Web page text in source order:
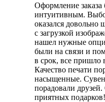
Оформление
интуитивным.
оказался
с загрузкой
нашел нужные
были на связи и
в срок, все пришло
Качество печати
насыщенные.
порадовали
приятных подарков!